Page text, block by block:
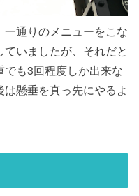
通りのメニューをこな
いましたが、それだと
も3回程度しか出来な
懸垂を真っ先にやるよ